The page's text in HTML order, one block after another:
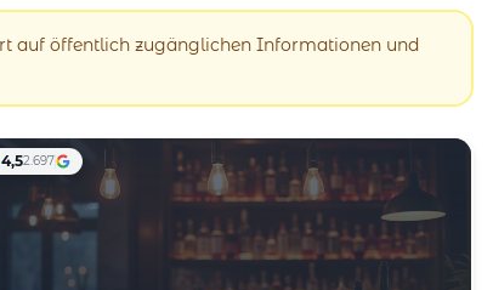
auf öffentlich zugänglichen Informationen und
4,52.697